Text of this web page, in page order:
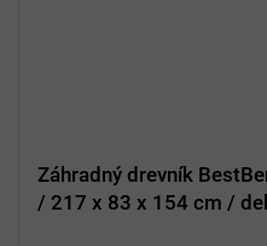
Záhradný drevník
/ 217 x 83 x 154 cm /